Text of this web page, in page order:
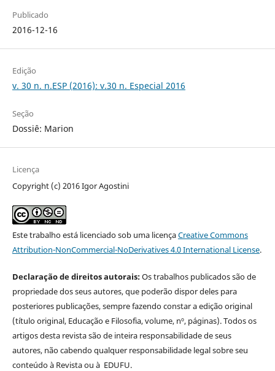
Publicado
2016-12-16
Edição
v. 30 n. n.ESP (2016): v.30 n. Especial 2016
Seção
Dossiê: Marion
Licença
Copyright (c) 2016 Igor Agostini
Este trabalho está licenciado sob uma licençaCreative Commons
Attribution-NonCommercial-NoDerivatives 4.0 International License.
Declaração de direitos autorais:Os trabalhos publicados são de
propriedade dos seus autores, que poderão dispor deles para
posteriores publicações, sempre fazendo constar a edição original
(título original, Educação e Filosofia, volume, nº, páginas). Todos os
artigos desta revista são de inteira responsabilidade de seus
autores, não cabendo qualquer responsabilidade legal sobre seu
conteúdo à Revista ou à EDUFU.